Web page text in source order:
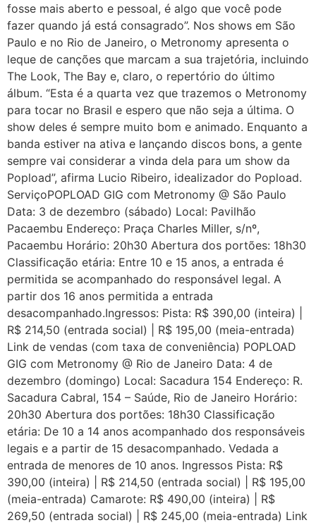
fosse mais aberto e pessoal, é algo que você pode
fazer quando já está consagrado”. Nos shows em São
Paulo e no Rio de Janeiro, o Metronomy apresenta o
leque de canções que marcam a sua trajetória, incluindo
The Look, The Bay e, claro, o repertório do último
álbum. “Esta é a quarta vez que trazemos o Metronomy
para tocar no Brasil e espero que não seja a última. O
show deles é sempre muito bom e animado. Enquanto a
banda estiver na ativa e lançando discos bons, a gente
sempre vai considerar a vinda dela para um show da
Popload”, afirma Lucio Ribeiro, idealizador do Popload.
ServiçoPOPLOAD GIG com Metronomy @ São Paulo
Data: 3 de dezembro (sábado) Local: Pavilhão
Pacaembu Endereço: Praça Charles Miller, s/nº,
Pacaembu Horário: 20h30 Abertura dos portões: 18h30
Classificação etária: Entre 10 e 15 anos, a entrada é
permitida se acompanhado do responsável legal. A
partir dos 16 anos permitida a entrada
desacompanhado.Ingressos: Pista: R$ 390,00 (inteira) |
R$ 214,50 (entrada social) | R$ 195,00 (meia-entrada)
Link de vendas (com taxa de conveniência) POPLOAD
GIG com Metronomy @ Rio de Janeiro Data: 4 de
dezembro (domingo) Local: Sacadura 154 Endereço: R.
Sacadura Cabral, 154 – Saúde, Rio de Janeiro Horário:
20h30 Abertura dos portões: 18h30 Classificação
etária: De 10 a 14 anos acompanhado dos responsáveis
legais e a partir de 15 desacompanhado. Vedada a
entrada de menores de 10 anos. Ingressos Pista: R$
390,00 (inteira) | R$ 214,50 (entrada social) | R$ 195,00
(meia-entrada) Camarote: R$ 490,00 (inteira) | R$
269,50 (entrada social) | R$ 245,00 (meia-entrada) Link